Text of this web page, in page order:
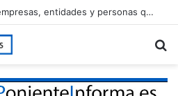
El Ejido reconocerá a empresas, entidades y personas que han contribuido al desarrollo del municipio en el Día de El Ejido